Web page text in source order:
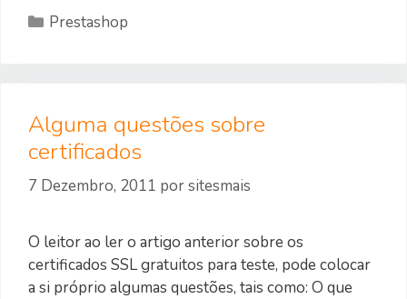
Categorias
Prestashop
Alguma questões sobre
certificados
7 Dezembro, 2011 porsitesmais
O leitor ao ler o artigo anterior sobre os
certificados SSL gratuitos para teste, pode colocar
a si próprio algumas questões, tais como: O que